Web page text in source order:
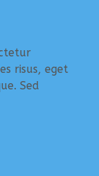
risus, eget
Sed